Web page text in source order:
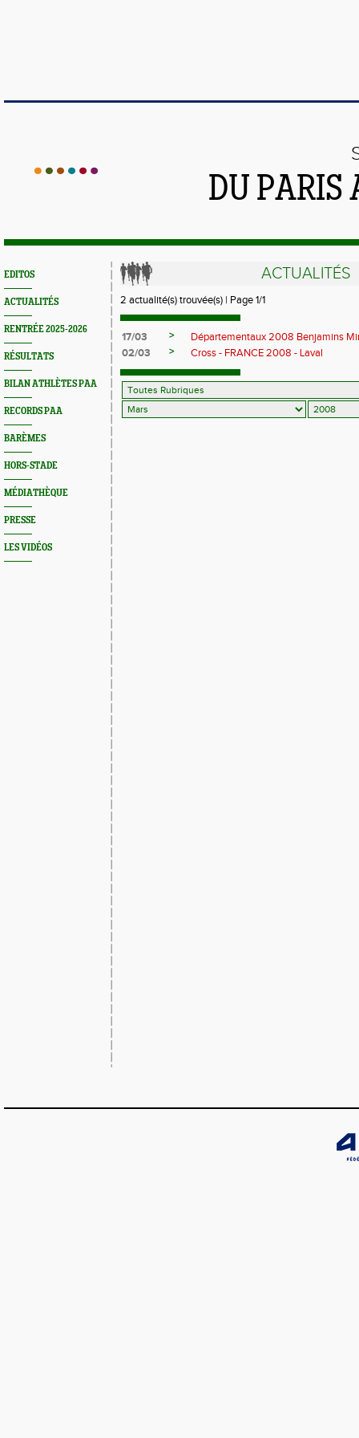
DU PARIS
EDITOS
ACTUALITÉS
RENTRÉE 2025-2026
RÉSULTATS
BILAN ATHLÈTES PAA
RECORDS PAA
BARÈMES
HORS-STADE
MÉDIATHÈQUE
PRESSE
LES VIDÉOS
ACTUALITÉS
2 actualité(s) trouvée(s) | Page 1/1
17/03 >
Départementaux 2008 Benjamins
02/03
> Cross - FRANCE 2008 - Laval